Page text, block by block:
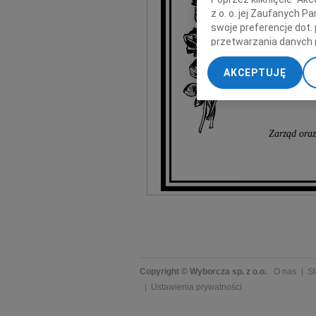
Zarząd
Copyright © Wyborcza sp. z o.o. O nas
Ustawienia prywatności
z o. o. jej Zaufanych
swoje preferencje dot.
przetwarzania danych
„Ustawienia
My, nasi Zaufani
dokładnych danych
Przechowywanie
treści, badnie
AKCEPTUJĘ